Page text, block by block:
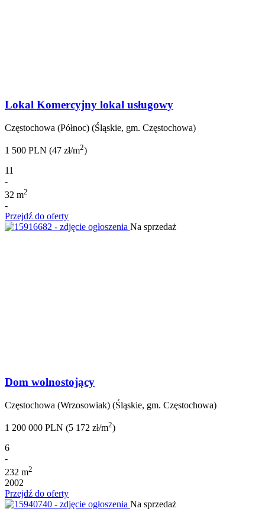
Lokal Komercyjny lokal usługowy
Częstochowa (Północ) (Śląskie, gm. Częstochowa)
1 500 PLN (47 zł/m2)
11
-
32 m2
-
Przejdź do oferty
Na sprzedaż
Dom wolnostojący
Częstochowa (Wrzosowiak) (Śląskie, gm. Częstochowa)
1 200 000 PLN (5 172 zł/m2)
6
-
232 m2
2002
Przejdź do oferty
Na sprzedaż